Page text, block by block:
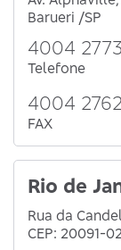
Barueri /SP
4004 2773
Telefone
4004 2762
FAX
Rio de
Rua da
CEP: 20091-